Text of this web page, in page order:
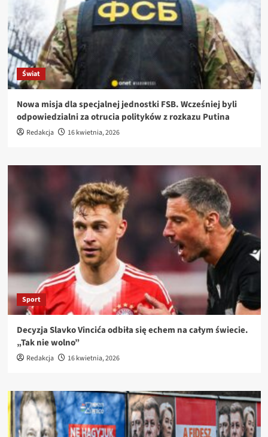
Świat
Nowa misja dla specjalnej jednostki FSB. Wcześniej byli
odpowiedzialni za otrucia polityków z rozkazu Putina
Redakcja 16 kwietnia, 2026
Sport
Decyzja Slavko Vincića odbiła się echem na całym świecie.
„Tak nie wolno”
Redakcja 16 kwietnia, 2026